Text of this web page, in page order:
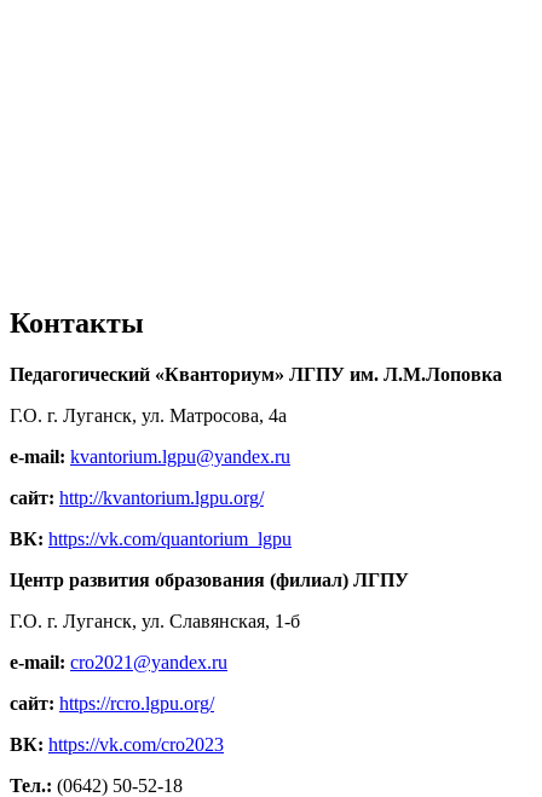
Контакты
Педагогический «Кванториум» ЛГПУ им. Л.М.Лоповка
Г.О. г. Луганск, ул. Матросова, 4а
e-mail: kvantorium.lgpu@yandex.ru
сайт: http://kvantorium.lgpu.org/
ВК: https://vk.com/quantorium_lgpu
Центр развития образования (филиал) ЛГПУ
Г.О. г. Луганск, ул. Славянская, 1-б
e-mail: cro2021@yandex.ru
сайт: https://rcro.lgpu.org/
ВК: https://vk.com/cro2023
Тел.: (0642) 50-52-18